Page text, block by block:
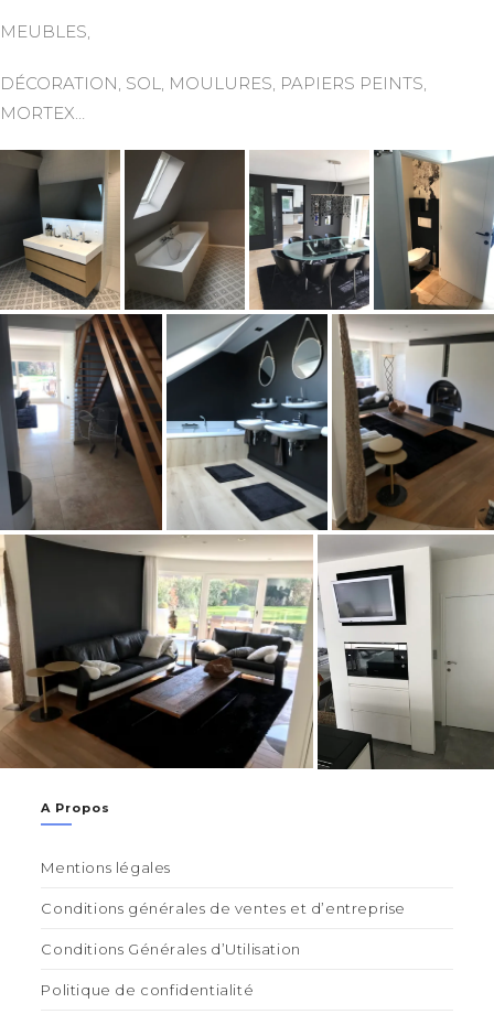
MEUBLES,
DÉCORATION, SOL, MOULURES, PAPIERS PEINTS,
MORTEX…
A Propos
Mentions légales
Conditions générales de ventes et d’entreprise
Conditions Générales d’Utilisation
Politique de confidentialité